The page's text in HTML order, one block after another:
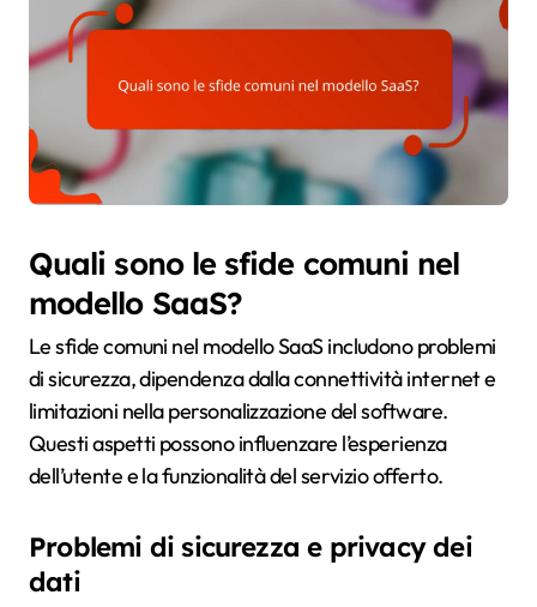
Quali sono le sfide comuni nel
modello SaaS?
Le sfide comuni nel modello SaaS includono problemi
di sicurezza, dipendenza dalla connettività internet e
limitazioni nella personalizzazione del software.
Questi aspetti possono influenzare l’esperienza
dell’utente e la funzionalità del servizio offerto.
Problemi di sicurezza e privacy dei
dati